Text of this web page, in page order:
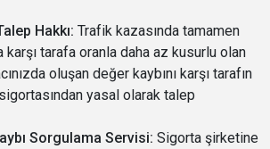
Hakkı: Trafik kazasında tamamen
tarafa oranla daha az kusurlu olan
oluşan değer kaybını karşı tarafın
yasal olarak talep
Sorgulama Servisi: Sigorta şirketine